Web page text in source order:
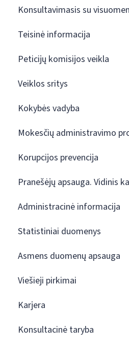
Konsultavimasis su
Teisinė informacija
Peticijų komisijos veikla
Veiklos sritys
Kokybės vadyba
Mokesčių administravimo
Korupcijos prevencija
Pranešėjų apsauga. Vidinis
Administracinė informacija
Statistiniai duomenys
Asmens duomenų apsauga
Viešieji pirkimai
Karjera
Konsultacinė taryba